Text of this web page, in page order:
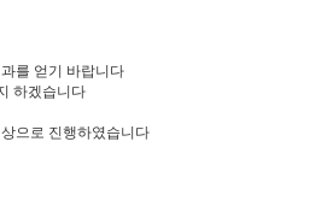
를 얻기 바랍니다
하겠습니다
으로 진행하였습니다